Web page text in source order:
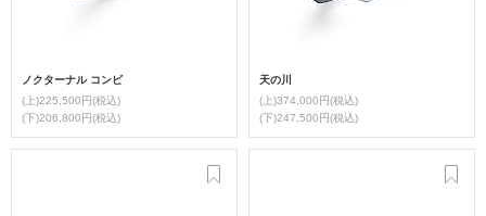
ノクターナル コンビ
(上)225,500円(税込)
(下)206,800円(税込)
天の川
(上)374,000円(税込)
(下)247,500円(税込)